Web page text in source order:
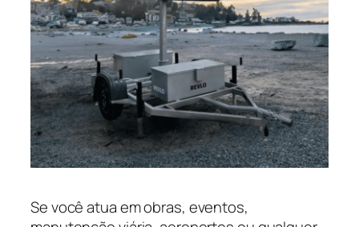
Se você atua em obras, eventos,